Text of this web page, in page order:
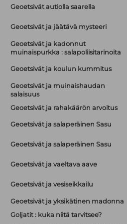
Geoetsivät autiolla saarella
Geoetsivät ja jäätävä mysteeri
Geoetsivät ja kadonnut
muinaispurkka : salapoliisitarinoita
Geoetsivät ja koulun kummitus
Geoetsivät ja muinaishaudan
salaisuus
Geoetsivät ja rahakäärön arvoitus
Geoetsivät ja salaperäinen Sasu
Geoetsivät ja salaperäinen Sasu
Geoetsivät ja vaeltava aave
Geoetsivät ja vesiseikkailu
Geoetsivät ja yksikätinen madonna
Goljatit : kuka niitä tarvitsee?